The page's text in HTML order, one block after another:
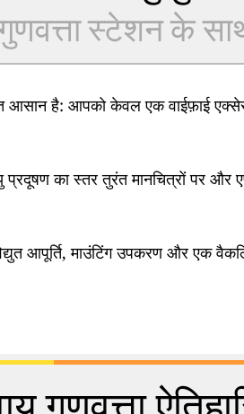
स्टेशन के
आसान है: आपको केवल एक वाईफ़ाई
का स्तर तुरंत मानचित्रों पर और
आपूर्ति, माउंटिंग उपकरण और एक